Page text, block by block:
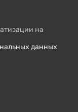
на
данных